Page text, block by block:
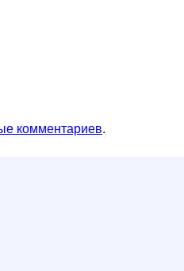
комментариев.